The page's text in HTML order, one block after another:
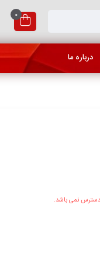
0
درباره ما
نمی باشد.